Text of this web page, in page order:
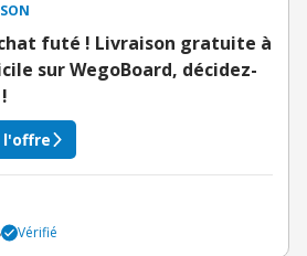
futé ! Livraison gratuite à
sur WegoBoard, décidez-
l'offre
Vérifié